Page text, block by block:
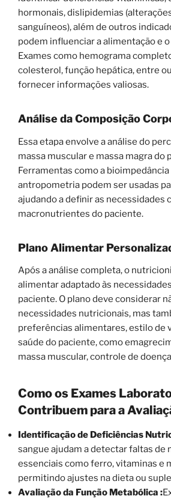
hormonais, dislipidemias
sanguíneos), além de outros
podem influenciar a alimentação e
Exames como hemograma
colesterol, função hepática, entre
fornecer informações valiosas.
Análise da Composição
Essa etapa envolve a análise do
massa muscular e massa magra do
Ferramentas como a bioimpedância
antropometria podem ser usadas
ajudando a definir as necessidades
macronutrientes do paciente.
Plano Alimentar
Após a análise completa, o
alimentar adaptado às
paciente. O plano deve considerar
necessidades nutricionais, mas
preferências alimentares, estilo de
saúde do paciente, como
massa muscular, controle de
Como os Exames
Contribuem para a
Identificação de Deficiências
sangue ajudam a detectar faltas de
essenciais como ferro, vitaminas e
permitindo ajustes na dieta ou
Avaliação da Função Metabólica :